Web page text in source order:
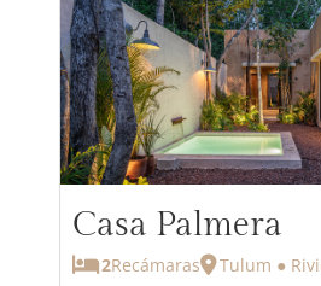
Casa Palmera
2Recámaras Tulum ●